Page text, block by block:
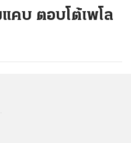
คบ ตอบโต้เพโล